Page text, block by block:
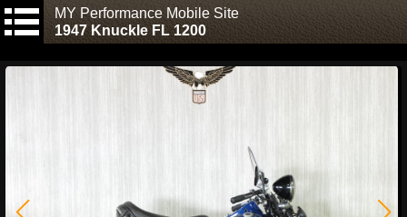
MY Performance Mobile Site
1947 Knuckle FL 1200